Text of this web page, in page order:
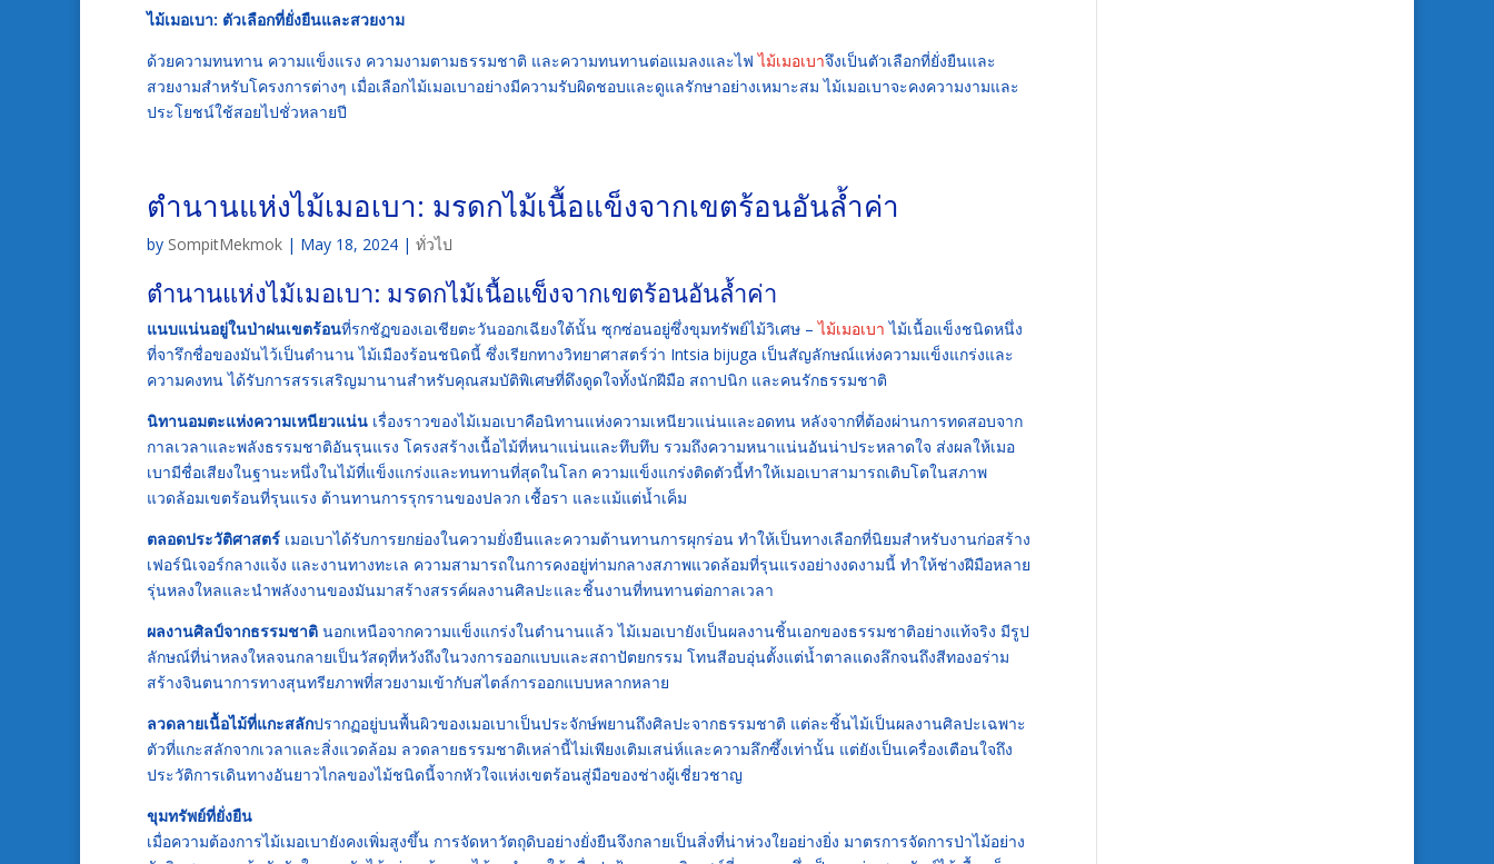
ไม้เมอเบา: ตัวเลือกที่ยั่งยืนและสวยงาม
ด้วยความทนทาน ความแข็งแรง ความงามตามธรรมชาติ และความทนทานต่อแมลงและไฟไม้เมอเบาจึงเป็นตัวเลือกที่ยั่งยืนและ
สวยงามสำหรับโครงการต่างๆ เมื่อเลือกไม้เมอเบาอย่างมีความรับผิดชอบและดูแลรักษาอย่างเหมาะสม ไม้เมอเบาจะคงความงามและ
ประโยชน์ใช้สอยไปชั่วหลายปี
ตำนานแห่งไม้เมอเบา: มรดกไม้เนื้อแข็งจากเขตร้อนอันล้ำค่า
by SompitMekmok | May 18, 2024 | ทั่วไป
ตำนานแห่งไม้เมอเบา: มรดกไม้เนื้อแข็งจากเขตร้อนอันล้ำค่า
แนบแน่นอยู่ในป่าฝนเขตร้อนที่รกชัฏของเอเชียตะวันออกเฉียงใต้นั้น ซุกซ่อนอยู่ซึ่งขุมทรัพย์ไม้วิเศษ –ไม้เมอเบา ไม้เนื้อแข็งชนิดหนึ่ง
ที่จารึกชื่อของมันไว้เป็นตำนาน ไม้เมืองร้อนชนิดนี้ ซึ่งเรียกทางวิทยาศาสตร์ว่า Intsia bijuga เป็นสัญลักษณ์แห่งความแข็งแกร่งและ
ความคงทน ได้รับการสรรเสริญมานานสำหรับคุณสมบัติพิเศษที่ดึงดูดใจทั้งนักฝีมือ สถาปนิก และคนรักธรรมชาติ
นิทานอมตะแห่งความเหนียวแน่น เรื่องราวของไม้เมอเบาคือนิทานแห่งความเหนียวแน่นและอดทน หลังจากที่ต้องผ่านการทดสอบจาก
กาลเวลาและพลังธรรมชาติอันรุนแรง โครงสร้างเนื้อไม้ที่หนาแน่นและทึบทึบ รวมถึงความหนาแน่นอันน่าประหลาดใจ ส่งผลให้เมอ
เบามีชื่อเสียงในฐานะหนึ่งในไม้ที่แข็งแกร่งและทนทานที่สุดในโลก ความแข็งแกร่งติดตัวนี้ทำให้เมอเบาสามารถเติบโตในสภาพ
แวดล้อมเขตร้อนที่รุนแรง ต้านทานการรุกรานของปลวก เชื้อรา และแม้แต่น้ำเค็ม
ตลอดประวัติศาสตร์ เมอเบาได้รับการยกย่องในความยั่งยืนและความต้านทานการผุกร่อน ทำให้เป็นทางเลือกที่นิยมสำหรับงานก่อสร้าง
เฟอร์นิเจอร์กลางแจ้ง และงานทางทะเล ความสามารถในการคงอยู่ท่ามกลางสภาพแวดล้อมที่รุนแรงอย่างงดงามนี้ ทำให้ช่างฝีมือหลาย
รุ่นหลงใหลและนำพลังงานของมันมาสร้างสรรค์ผลงานศิลปะและชิ้นงานที่ทนทานต่อกาลเวลา
ผลงานศิลป์จากธรรมชาติ นอกเหนือจากความแข็งแกร่งในตำนานแล้ว ไม้เมอเบายังเป็นผลงานชิ้นเอกของธรรมชาติอย่างแท้จริง มีรูป
ลักษณ์ที่น่าหลงใหลจนกลายเป็นวัสดุที่หวังถึงในวงการออกแบบและสถาปัตยกรรม โทนสีอบอุ่นตั้งแต่น้ำตาลแดงลึกจนถึงสีทองอร่าม
สร้างจินตนาการทางสุนทรียภาพที่สวยงามเข้ากับสไตล์การออกแบบหลากหลาย
ลวดลายเนื้อไม้ที่แกะสลักปรากฏอยู่บนพื้นผิวของเมอเบาเป็นประจักษ์พยานถึงศิลปะจากธรรมชาติ แต่ละชิ้นไม้เป็นผลงานศิลปะเฉพาะ
ตัวที่แกะสลักจากเวลาและสิ่งแวดล้อม ลวดลายธรรมชาติเหล่านี้ไม่เพียงเติมเสน่ห์และความลึกซึ้งเท่านั้น แต่ยังเป็นเครื่องเตือนใจถึง
ประวัติการเดินทางอันยาวไกลของไม้ชนิดนี้จากหัวใจแห่งเขตร้อนสู่มือของช่างผู้เชี่ยวชาญ
ขุมทรัพย์ที่ยั่งยืน
เมื่อความต้องการไม้เมอเบายังคงเพิ่มสูงขึ้น การจัดหาวัตถุดิบอย่างยั่งยืนจึงกลายเป็นสิ่งที่น่าห่วงใยอย่างยิ่ง มาตรการจัดการป่าไม้อย่าง